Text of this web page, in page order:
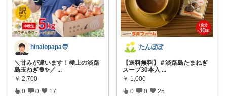
hinaiopapa🧑
＼甘みが違います！極上の淡路
島玉ねぎ🧅✨／ ...
￥ 2,700
0 0 17
たんぽぽ
【送料無料】＃淡路島たまねぎ
スープ30本入 ...
￥ 1,000
0 0 25